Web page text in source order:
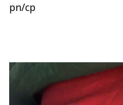
pn/cp